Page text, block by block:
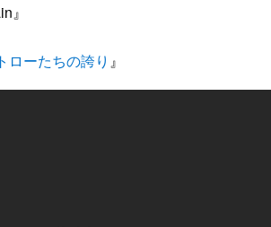
』
ローたちの誇り 』